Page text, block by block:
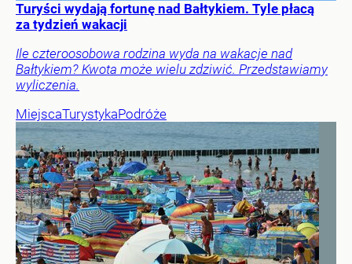
Turyści wydają fortunę nad Bałtykiem. Tyle płacą
za tydzień wakacji
Ile czteroosobowa rodzina wyda na wakacje nad
Bałtykiem? Kwota może wielu zdziwić. Przedstawiamy
wyliczenia.
MiejscaTurystykaPodróże